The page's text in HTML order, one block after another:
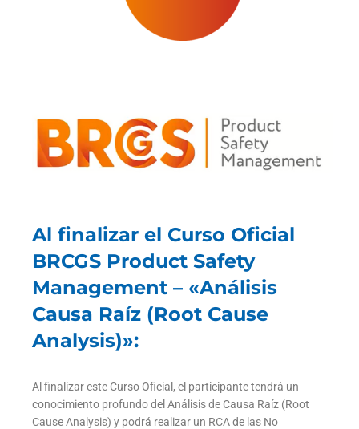
Al finalizar el Curso Oficial
BRCGS Product Safety
Management – «Análisis
Causa Raíz (Root Cause
Analysis)»:
Al finalizar este Curso Oficial, el participante tendrá un
conocimiento profundo del Análisis de Causa Raíz (Root
Cause Analysis) y podrá realizar un RCA de las No